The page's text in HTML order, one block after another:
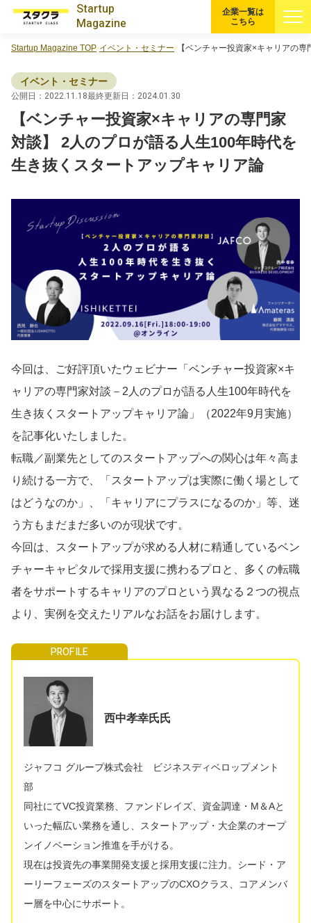
Startup
Magazine
注目スタートアップ
イベント・セミナー
特集記事
CEOインタビュー
大学発スタートアップ
導入事例
Startup Magazine
企業一覧は
こちら
Startup Magazine TOP イベント・セミナー 【ベンチャー投資家×キャリアの
イベント・セミナー
公開日：2022.11.18最終更新日：2024.01.30
【ベンチャー投資家×キャリアの専門家
対談】 2人のプロが語る人生100年時代を
生き抜くスタートアップキャリア論
今回は、ご好評頂いたウェビナー「ベンチャー投資家×キ
ャリアの専門家対談－2人のプロが語る人生100年時代を
生き抜くスタートアップキャリア論」（2022年9月実施）
を記事化いたしました。
転職／副業先としてのスタートアップへの関心は年々高ま
り続ける一方で、「スタートアップは実際に働く場として
はどうなのか」、「キャリアにプラスになるのか」等、迷
う方もまだまだ多いのが現状です。
今回は、スタートアップが求める人材に精通しているベン
チャーキャピタルで採用支援に携わるプロと、多くの転職
者をサポートするキャリアのプロという異なる２つの視点
より、実例を交えたリアルなお話をお届けします。
西中孝幸氏氏
ジャフコ グループ株式会社 ビジネスディベロップメント
部
同社にてVC投資業務、ファンドレイズ、資金調達・M＆Aと
いった幅広い業務を通し、スタートアップ・大企業のオープ
ンイノベーション推進を手がける。
現在は投資先の事業開発支援と採用支援に注力。シード・ア
ーリーフェーズのスタートアップのCXOクラス、コアメンバ
ー層を中心にサポート。